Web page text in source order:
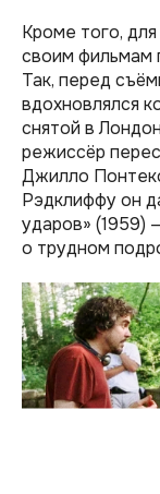
Кроме того,
своим фильмам
Так, перед
вдохновлялся
снятой в
режиссёр
Джилло
Рэдклиффу он
ударов» (1959)
о трудном